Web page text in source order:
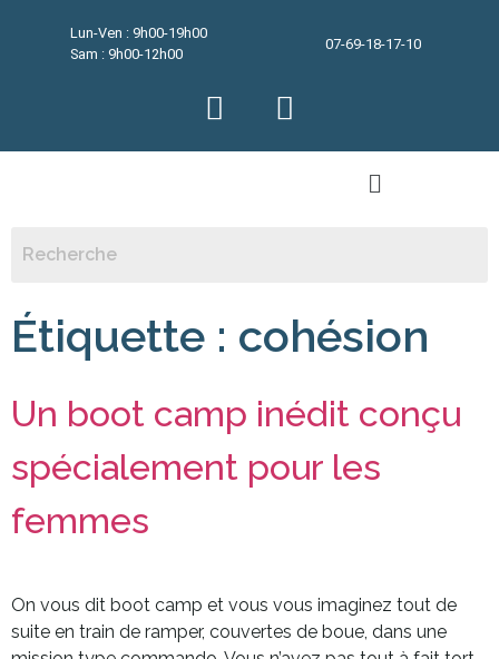
Lun-Ven : 9h00-19h00
Sam : 9h00-12h00
07-69-18-17-10
Étiquette : cohésion
Un boot camp inédit conçu
spécialement pour les
femmes
On vous dit boot camp et vous vous imaginez tout de
suite en train de ramper, couvertes de boue, dans une